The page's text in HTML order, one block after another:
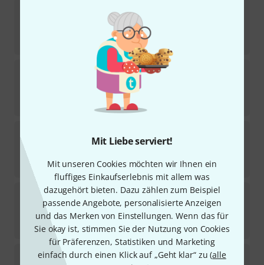
Mit Liebe serviert!
Mit unseren Cookies möchten wir Ihnen ein
fluffiges Einkaufserlebnis mit allem was
dazugehört bieten. Dazu zählen zum Beispiel
passende Angebote, personalisierte Anzeigen
und das Merken von Einstellungen. Wenn das für
Sie okay ist, stimmen Sie der Nutzung von Cookies
für Präferenzen, Statistiken und Marketing
einfach durch einen Klick auf „Geht klar“ zu (alle
Sofort lieferbar
€
RangerAlto MP Root
Sofort lieferbar
179€
RangerSoprano RPL Paris 6
Sofort lieferbar
179 €
RangerAlto RPL NY 8